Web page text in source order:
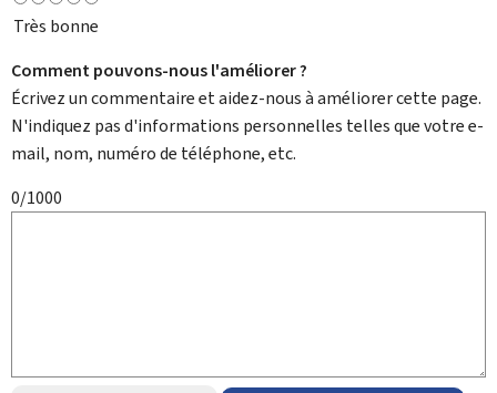
Très bonne
Comment pouvons-nous l'améliorer ?
Écrivez un commentaire et aidez-nous à améliorer cette page.
N'indiquez pas d'informations personnelles telles que votre e-
mail, nom, numéro de téléphone, etc.
0/1000